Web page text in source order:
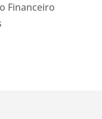
Financeiro